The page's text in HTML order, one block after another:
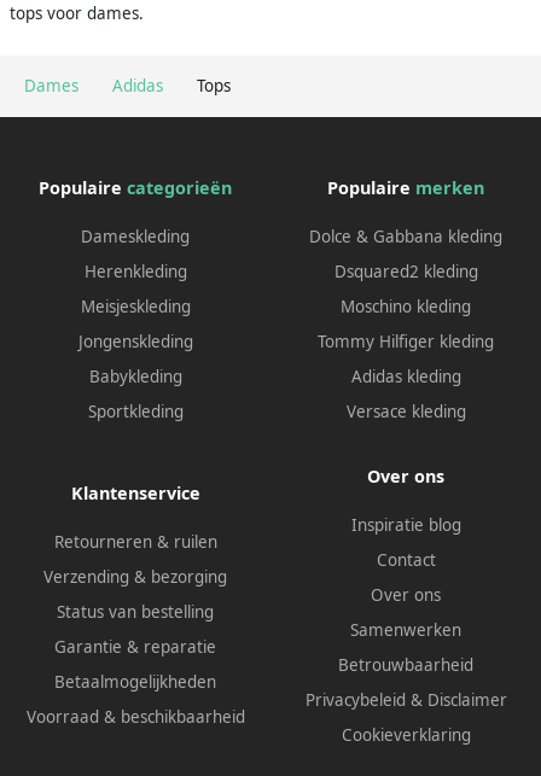
Dames Adidas Tops
tops voor dames.
Populaire categorieën
Dameskleding
Herenkleding
Meisjeskleding
Jongenskleding
Babykleding
Sportkleding
Populaire merken
Dolce & Gabbana kleding
Dsquared2 kleding
Moschino kleding
Tommy Hilfiger kleding
Adidas kleding
Versace kleding
Klantenservice
Retourneren & ruilen
Verzending & bezorging
Status van bestelling
Garantie & reparatie
Betaalmogelijkheden
Voorraad & beschikbaarheid
Over ons
Inspiratie blog
Contact
Over ons
Samenwerken
Betrouwbaarheid
Privacybeleid & Disclaimer
Cookieverklaring